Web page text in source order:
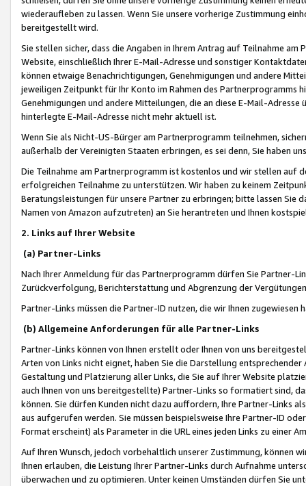
wiederaufleben zu lassen. Wenn Sie unsere vorherige Zustimmung
bereitgestellt wird.
Sie stellen sicher, dass die Angaben in Ihrem Antrag auf Teilnahme
Website, einschließlich Ihrer E-Mail-Adresse und sonstiger
können etwaige Benachrichtigungen, Genehmigungen und andere
jeweiligen Zeitpunkt für Ihr Konto im Rahmen des Partnerprogramms
Genehmigungen und andere Mitteilungen, die an diese E-Mail-
hinterlegte E-Mail-Adresse nicht mehr aktuell ist.
Wenn Sie als Nicht-US-Bürger am Partnerprogramm teilnehmen,
außerhalb der Vereinigten Staaten erbringen, es sei denn, Sie haben
Die Teilnahme am Partnerprogramm ist kostenlos und wir stellen auf
erfolgreichen Teilnahme zu unterstützen. Wir haben zu keinem
Beratungsleistungen für unsere Partner zu erbringen; bitte lassen Sie
Namen von Amazon aufzutreten) an Sie herantreten und Ihnen
2. Links auf Ihrer Website
(a) Partner-Links
Nach Ihrer Anmeldung für das Partnerprogramm dürfen Sie Partner-
Zurückverfolgung, Berichterstattung und Abgrenzung der
Partner-Links müssen die Partner-ID nutzen, die wir Ihnen zugewiesen
(b) Allgemeine Anforderungen für alle Partner-Links
Partner-Links können von Ihnen erstellt oder Ihnen von uns
Arten von Links nicht eignet, haben Sie die Darstellung
Gestaltung und Platzierung aller Links, die Sie auf Ihrer Website
auch Ihnen von uns bereitgestellte) Partner-Links so formatiert sind,
können. Sie dürfen Kunden nicht dazu auffordern, Ihre Partner-Links
aus aufgerufen werden. Sie müssen beispielsweise Ihre Partner-ID
Format erscheint) als Parameter in die URL eines jeden Links zu einer
Auf Ihren Wunsch, jedoch vorbehaltlich unserer Zustimmung, können
Ihnen erlauben, die Leistung Ihrer Partner-Links durch Aufnahme
überwachen und zu optimieren. Unter keinen Umständen dürfen Sie